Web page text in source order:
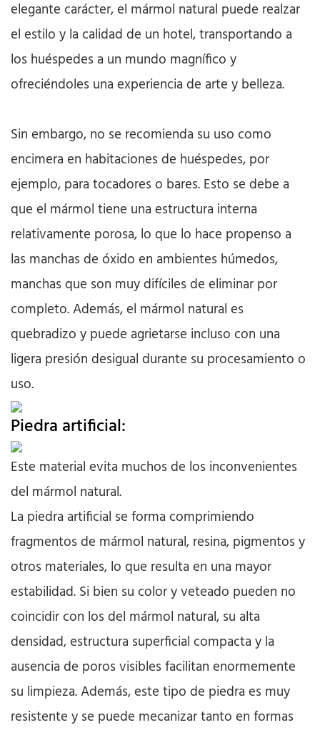
elegante carácter, el mármol natural puede realzar
el estilo y la calidad de un hotel, transportando a
los huéspedes a un mundo magnífico y
ofreciéndoles una experiencia de arte y belleza.
Sin embargo, no se recomienda su uso como
encimera en habitaciones de huéspedes, por
ejemplo, para tocadores o bares. Esto se debe a
que el mármol tiene una estructura interna
relativamente porosa, lo que lo hace propenso a
las manchas de óxido en ambientes húmedos,
manchas que son muy difíciles de eliminar por
completo. Además, el mármol natural es
quebradizo y puede agrietarse incluso con una
ligera presión desigual durante su procesamiento o
uso.
Piedra artificial:
Este material evita muchos de los inconvenientes
del mármol natural.
La piedra artificial se forma comprimiendo
fragmentos de mármol natural, resina, pigmentos y
otros materiales, lo que resulta en una mayor
estabilidad. Si bien su color y veteado pueden no
coincidir con los del mármol natural, su alta
densidad, estructura superficial compacta y la
ausencia de poros visibles facilitan enormemente
su limpieza. Además, este tipo de piedra es muy
resistente y se puede mecanizar tanto en formas